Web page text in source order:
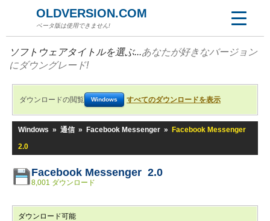
OLDVERSION.COM
ベータ版は使用できません!
ソフトウェアタイトルを選ぶ...あなたが好きなバージョン
にダウングレード!
ダウンロードの閲覧 Windows すべてのダウンロードを表示
Windows » 通信 » Facebook Messenger »
Facebook Messenger
2.0
Facebook Messenger 2.0
8,001 ダウンロード
ダウンロード可能